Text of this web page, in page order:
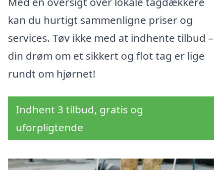
kan du hurtigt sammenligne priser og
services. Tøv ikke med at indhente tilbud –
din drøm om et sikkert og flot tag er lige
rundt om hjørnet!
Indhent 3 tilbud, gratis og
uforpligtende